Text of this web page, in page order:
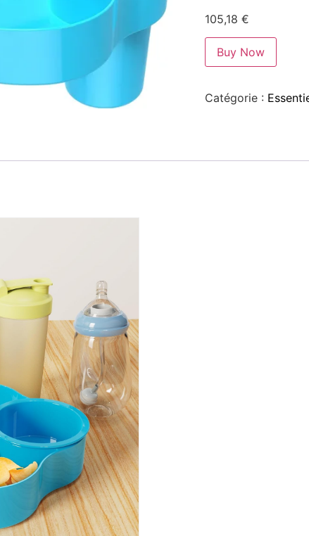
105,18 €
Buy Now
Catégorie :